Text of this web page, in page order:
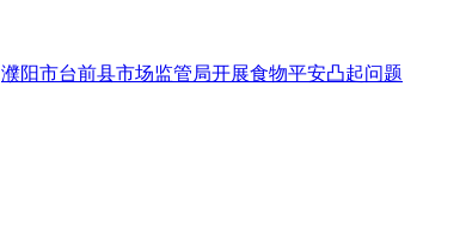
濮阳市台前县市场监管局开展食物平安凸起问题